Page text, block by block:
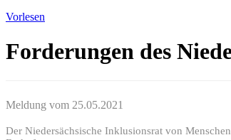
Vorlesen
Forderungen des
Meldung vom 25.05.2021
Der Niedersächsische Inklusionsrat von